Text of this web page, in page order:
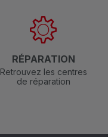
RÉPARATION
Retrouvez les centres
de réparation